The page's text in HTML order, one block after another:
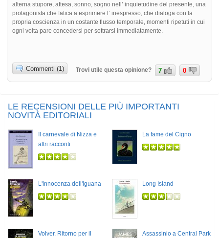
alterna stupore, attesa, sonno, sogno nell’ inquietudine del presente, una
protagonista che fatica a esprimere l’ inespresso, che dialoga con la
propria coscienza in un costante flusso temporale, momenti ripetuti in cui
ogni volta pare concedersi per sottrarsi immediatamente.
Commenti (1) Trovi utile questa opinione? 7 0
LE RECENSIONI DELLE PIÙ IMPORTANTI
NOVITÀ EDITORIALI
Il carnevale di Nizza e
altri racconti
La fame del Cigno
L'innocenza dell'iguana Long Island
Volver. Ritorno per il
Assassinio a Central Park